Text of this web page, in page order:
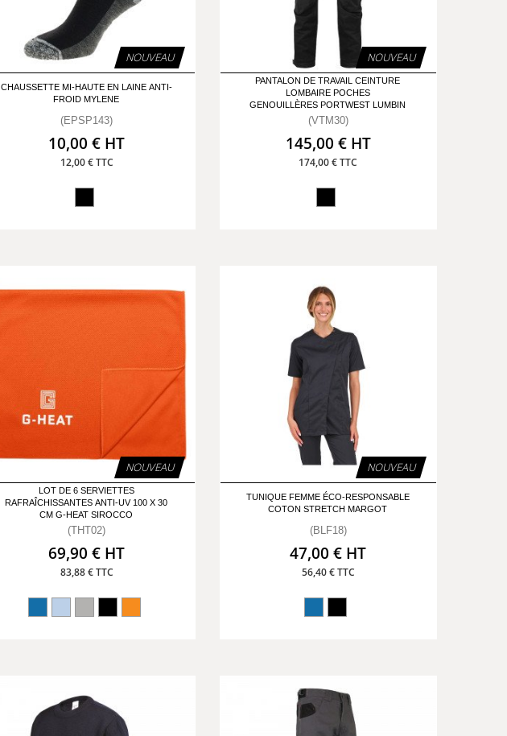
NOUVEAU
CHAUSSETTE MI-HAUTE EN LAINE ANTI-
FROID MYLENE
(EPSP143)
10,00 € HT
12,00 € TTC
NOUVEAU
PANTALON DE TRAVAIL CEINTURE
LOMBAIRE POCHES
GENOUILLÈRES PORTWEST LUMBIN
(VTM30)
145,00 € HT
174,00 € TTC
NOUVEAU
LOT DE 6 SERVIETTES
RAFRAÎCHISSANTES ANTI-UV 100 X 30
CM G-HEAT SIROCCO
(THT02)
69,90 € HT
83,88 € TTC
NOUVEAU
TUNIQUE FEMME ÉCO-RESPONSABLE
COTON STRETCH MARGOT
(BLF18)
47,00 € HT
56,40 € TTC